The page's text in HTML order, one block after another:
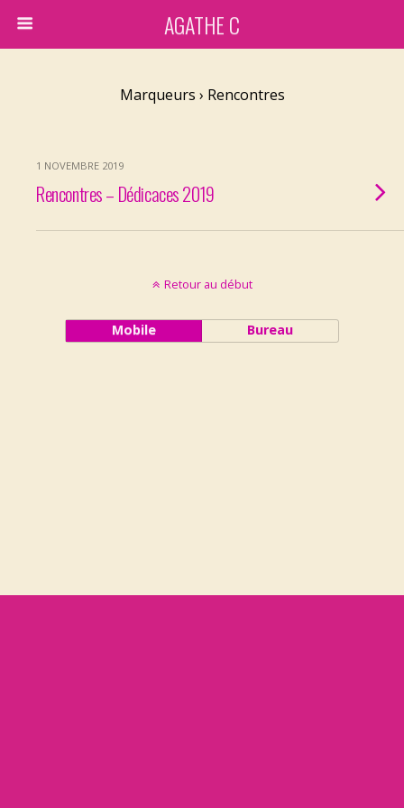
AGATHE C
Marqueurs › Rencontres
1 NOVEMBRE 2019
Rencontres – Dédicaces 2019
Retour au début
Mobile Bureau